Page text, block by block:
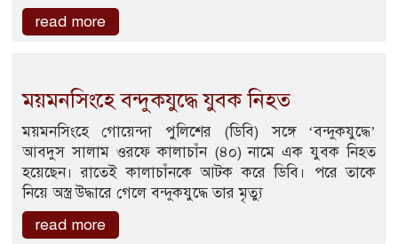
read more
ময়মনসিংহে বন্দুকযুদ্ধে যুবক নিহত
ময়মনসিংহে গোয়েন্দা পুলিশের (ডিবি) সঙ্গে ‘বন্দুকযুদ্ধে’
আবদুস সালাম ওরফে কালাচাঁন (৪০) নামে এক যুবক নিহত
হয়েছেন। রাতেই কালাচাঁনকে আটক করে ডিবি। পরে তাকে
নিয়ে অস্ত্র উদ্ধারে গেলে বন্দুকযুদ্ধে তার মৃত্যু
read more